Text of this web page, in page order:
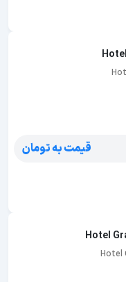
قیمت به تومان
Hotel
Hotel